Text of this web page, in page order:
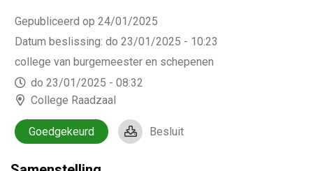
Gepubliceerd op 24/01/2025
Datum beslissing: do 23/01/2025 - 10:23
college van burgemeester en schepenen
do 23/01/2025 - 08:32
College Raadzaal
Goedgekeurd Besluit